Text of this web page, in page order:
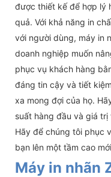
được thiết kế để hợp lý
quả. Với khả năng in
với người dùng, máy in
doanh nghiệp muốn
phục vụ khách hàng
đáng tin cậy và tiết
xa mong đợi của họ.
suất hàng đầu và giá
Hãy để chúng tôi phục
bạn lên một tầm cao
Máy in nhãn